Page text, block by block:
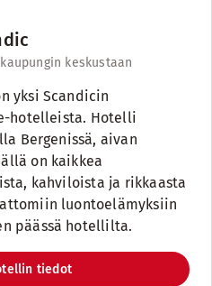
keskustaan
yksi Scandicin
hotelleista. Hotelli
Bergenissä, aivan
on kaikkea
kahviloista ja rikkaasta
luontoelämyksiin
päässä hotellilta.
tiedot